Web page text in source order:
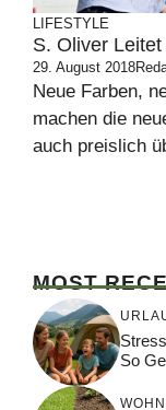
LIFESTYLE
S. Oliver
29. August 2018
Neue Farben,
machen die
auch preislich
MOST
So